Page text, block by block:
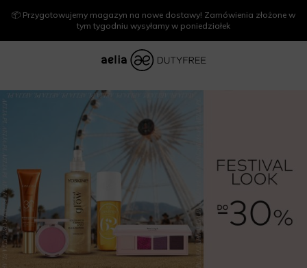
📦 Przygotowujemy magazyn na nowe dostawy! Zamówienia złożone w
tym tygodniu wysyłamy w poniedziałek